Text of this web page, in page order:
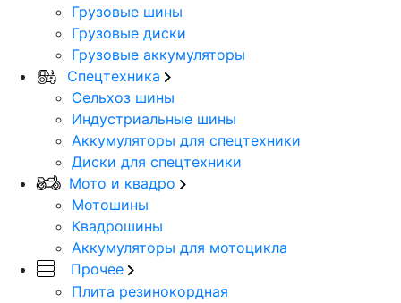
Грузовые шины
Грузовые диски
Грузовые аккумуляторы
Спецтехника
Сельхоз шины
Индустриальные шины
Аккумуляторы для спецтехники
Диски для спецтехники
Мото и квадро
Мотошины
Квадрошины
Аккумуляторы для мотоцикла
Прочее
Плита резинокордная